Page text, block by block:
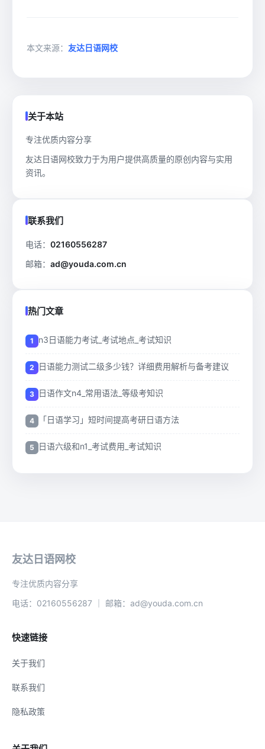
本文来源： 友达日语网校
关于本站
专注优质内容分享
友达日语网校致力于为用户提供高质量的原创内容与实用
资讯。
联系我们
电话： 02160556287
邮箱： ad@youda.com.cn
热门文章
n3日语能力考试_考试地点_考试知识
日语能力测试二级多少钱？详细费用解析与备考建议
日语作文n4_常用语法_等级考知识
「日语学习」短时间提高考研日语方法
日语六级和n1_考试费用_考试知识
友达日语网校
专注优质内容分享
电话：02160556287 ｜ 邮箱：ad@youda.com.cn
快速链接
关于我们
联系我们
隐私政策